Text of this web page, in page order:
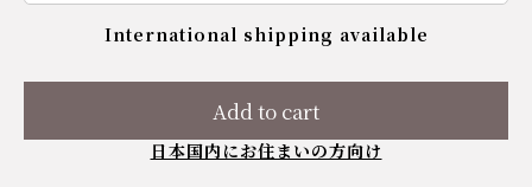
International shipping available
Add to cart
日本国内にお住まいの方向け